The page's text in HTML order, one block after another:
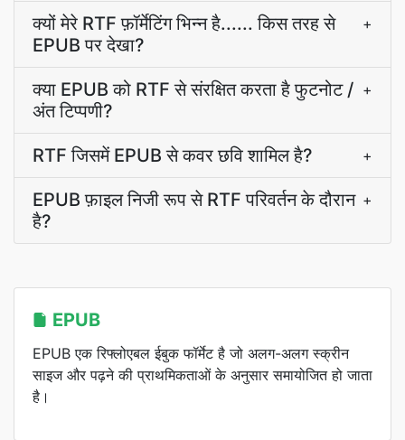
क्यों मेरे RTF फ़ॉर्मेटिंग भिन्न है...... किस तरह से
EPUB पर देखा?
+
क्या EPUB को RTF से संरक्षित करता है फुटनोट /
अंत टिप्पणी?
+
RTF जिसमें EPUB से कवर छवि शामिल है? +
EPUB फ़ाइल निजी रूप से RTF परिवर्तन के दौरान
है?
+
EPUB
EPUB एक रिफ्लोएबल ईबुक फॉर्मेट है जो अलग-अलग स्क्रीन
साइज और पढ़ने की प्राथमिकताओं के अनुसार समायोजित हो जाता
है।